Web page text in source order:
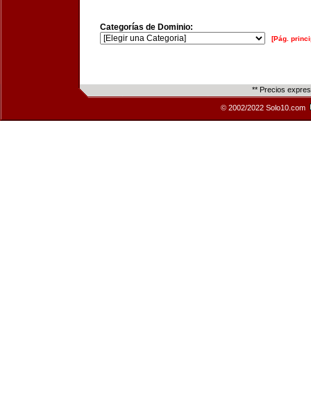
Categorías de Dominio:
[Pág.
** Precios
© 2002/2022 Solo10.com